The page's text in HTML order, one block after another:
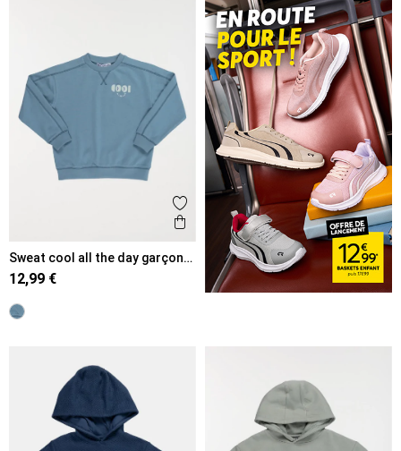
Ajouter aux favoris
Aperçu rapide
Sweat cool all the day garçon
(3-12A)
12,99 €